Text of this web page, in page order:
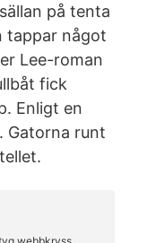
på tenta
tappar något
Lee-roman
fick
Enligt en
Gatorna runt